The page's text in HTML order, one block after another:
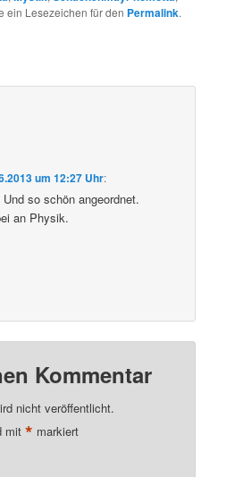
ein Lesezeichen für den Permalink.
um 12:27 Uhr:
so schön angeordnet.
an Physik.
Kommentar
nicht veröffentlicht.
mit* markiert